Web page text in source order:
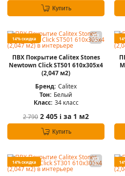
Купить
14% скидка
ПВХ Покрытие Calitex Stones
Newtown Click ST501 610x305x4
(2,047 м2)
Бренд: Calitex
Тон: Белый
Класс: 34 класс
2 790 2 405 i за 1 м2
Купить
14% скидка